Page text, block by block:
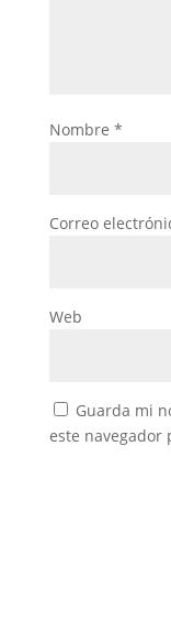
Nombre *
Correo
Web
Guarda mi
este navegador